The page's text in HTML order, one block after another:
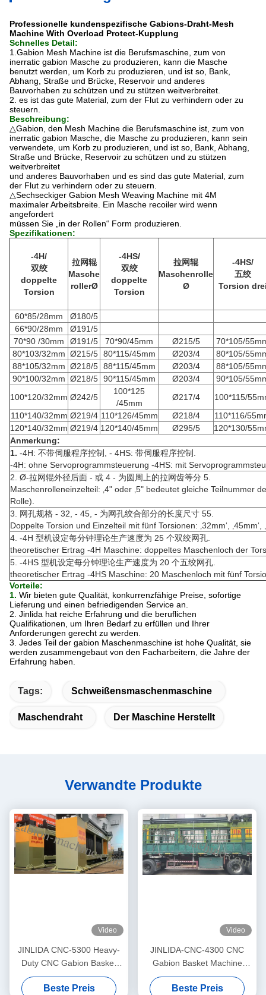
Professionelle kundenspezifische Gabions-Draht-Mesh
Machine With Overload Protect-Kupplung
Schnelles Detail:
1.Gabion Mesh Machine ist die Berufsmaschine, zum von
inerratic gabion Masche zu produzieren, kann die Masche
benutzt werden, um Korb zu produzieren, und ist so, Bank,
Abhang, Straße und Brücke, Reservoir und anderes
Bauvorhaben zu schützen und zu stützen weitverbreitet
2. es ist das gute Material, zum der Flut zu verhindern oder zu
steuern.
Beschreibung:
△Gabion, den Mesh Machine die Berufsmaschine ist, zum von
inerratic gabion Masche, die Masche zu produzieren, kann sein
verwendete, um Korb zu produzieren, und ist so, Bank, Abhang,
Straße und Brücke, Reservoir zu schützen und zu stützen
weitverbreitet
und anderes Bauvorhaben und es sind das gute Material, zum
der Flut zu verhindern oder zu steuern.
△Sechseckiger Gabion Mesh Weaving Machine mit 4M
maximaler Arbeitsbreite. Ein Masche recoiler wird wenn
angefordert
müssen Sie „in der Rollen“ Form produzieren.
Spezifikationen:
-4H/
双绞
doppelte
Torsion
拉网辊
Masche
rollerØ
-4HS/
双绞
doppelte
Torsion
拉网辊
Maschenrolle
Ø
-4HS/
五绞
Torsion
60*85/28mm
Ø180/5
66*90/28mm
Ø191/5
70*90 /30mm
Ø191/5 70*90/45mm Ø215/5
70*105/
80*103/32mm Ø215/5 80*115/45mm Ø203/4
80*105/
88*105/32mm Ø218/5 88*115/45mm Ø203/4
88*105/
90*100/32mm Ø218/5 90*115/45mm Ø203/4
90*105/
100*120/32mm Ø242/5
100*125
/45mm
Ø217/4
100*115/
110*140/32mm Ø219/4 110*126/45mm Ø218/4
110*116/
120*140/32mm Ø219/4 120*140/45mm Ø295/5
120*130/
Anmerkung:
1. -4H: 不带伺服程序控制, - 4HS: 带伺服程序控制.
-4H: ohne Servoprogrammsteuerung -4HS: mit
2. Ø-拉网辊外径后面 - 或 4 - 为圆周上的拉网齿等分 5.
Maschenrolleneinzelteil: ‚4" oder ‚5" bedeutet gleiche Teilnummer
Rolle).
3. 网孔规格 - 32, - 45, - 为网孔绞合部分的长度尺寸 55.
Doppelte Torsion und Einzelteil mit fünf Torsionen: ‚32mm‘, ‚45mm‘,
4. -4H 型机设定每分钟理论生产速度为 25 个双绞网孔.
theoretischer Ertrag -4H Maschine: doppeltes Maschenloch der
5. -4HS 型机设定每分钟理论生产速度为 20 个五绞网孔.
theoretischer Ertrag -4HS Maschine: 20 Maschenloch mit fünf
Vorteile:
1. Wir bieten gute Qualität, konkurrenzfähige Preise, sofortige
Lieferung und einen befriedigenden Service an.
2. Jinlida hat reiche Erfahrung und die beruflichen
Qualifikationen, um Ihren Bedarf zu erfüllen und Ihrer
Anforderungen gerecht zu werden.
3. Jedes Teil der gabion Maschenmaschine ist hohe Qualität, sie
werden zusammengebaut von den Facharbeitern, die Jahre der
Erfahrung haben.
Tags: Schweißensmaschenmaschine
Maschendraht Der Maschine Herstellt
Verwandte Produkte
Video
JINLIDA CNC-5300 Heavy-
Duty CNC Gabion Basket
Welding Machine 5300mm
Width Double Twist Mesh
Beste Preis
Video
JINLIDA-CNC-4300 CNC
Gabion Basket Machine
4300mm Working Width
Servo-Driven Double Twist
Beste Preis